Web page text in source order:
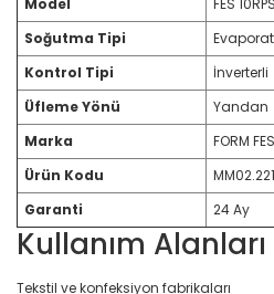
Model
FES 10RPS
Soğutma Tipi
Kontrol Tipi
İnverterli
Üfleme Yönü
Yandan
Marka
FORM FES
Ürün Kodu
Garanti
24 Ay
Kullanım Alanları
Tekstil ve konfeksiyon fabrikaları